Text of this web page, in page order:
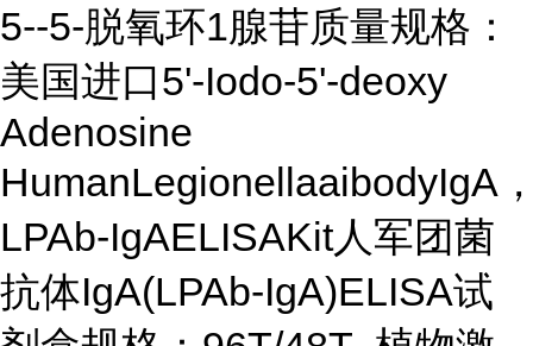
5--5-脱氧环1腺苷质量规格：
美国进口5'-Iodo-5'-deoxy
Adenosine
HumanLegionellaaibodyIgA
LPAb-IgAELISAKit人军团菌
抗体IgA(LPAb-IgA)ELISA试